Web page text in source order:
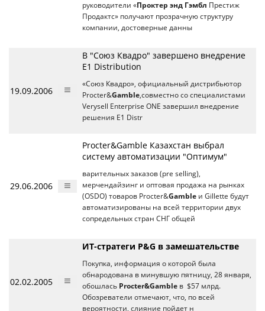
руководители «Проктер энд Гэмбл Престиж
Продактс» получают прозрачную структуру
компании, достоверные данны
19.09.2006
В "Союз Квадро" завершено внедрение
E1 Distribution
«Союз Квадро», официальный дистрибьютор
Procter&Gamble,совместно со специалистами
Verysell Enterprise ONE завершил внедрение
решения E1 Distr
29.06.2006
Procter&Gamble Казахстан выбрал
систему автоматизации "Оптимум"
варительных заказов (pre selling),
мерчендайзинг и оптовая продажа на рынках
(OSDO) товаров Procter&Gamble и Gillette будут
автоматизированы на всей территории двух
сопредельных стран СНГ общей
02.02.2005
ИТ-стратеги P&G в замешательстве
Покупка, информация о которой была
обнародована в минувшую пятницу, 28 января,
обошлась Procter&Gamble в $57 млрд.
Обозреватели отмечают, что, по всей
вероятности, слияние пойдет н